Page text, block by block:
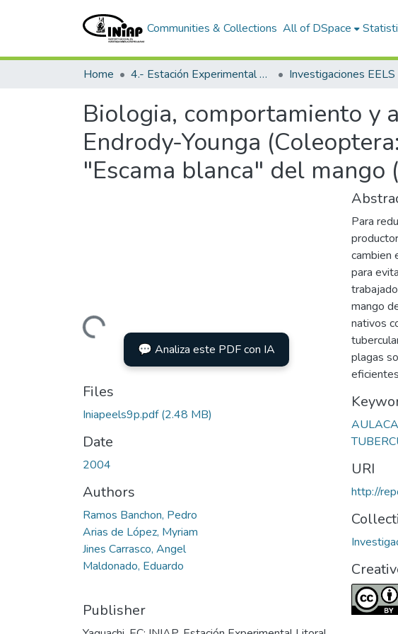
Communities & Collections All of DSpace
Home 4.- Estación Experimental Litoral Sur Investigaciones EELS
Biologia, comportamiento y
Endrody-Younga
"Escama blanca" del
Loading... 💬 Analiza este PDF con IA
Files
Iniapeels9p.pdf(2.48 MB)
Date
2004
Authors
Ramos Banchon, Pedro
Arias de López, Myriam
Jines Carrasco, Angel
Maldonado, Eduardo
Publisher
Para
cambien
para
mango
nativos
plagas
URI
http://